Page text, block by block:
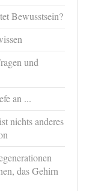
Bewusstsein?
und
an ...
nichts anderes
das Gehirn